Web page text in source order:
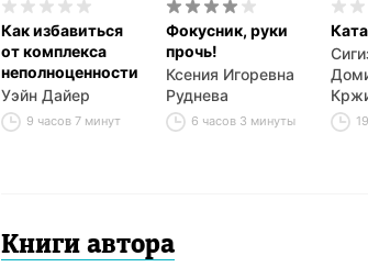
Как избавиться
от комплекса
неполноценности
Уэйн Дайер
9 часов 7 минут
Фокусник, руки
прочь!
Ксения Игоревна
Руднева
6 часов 3 минуты
Книги автора